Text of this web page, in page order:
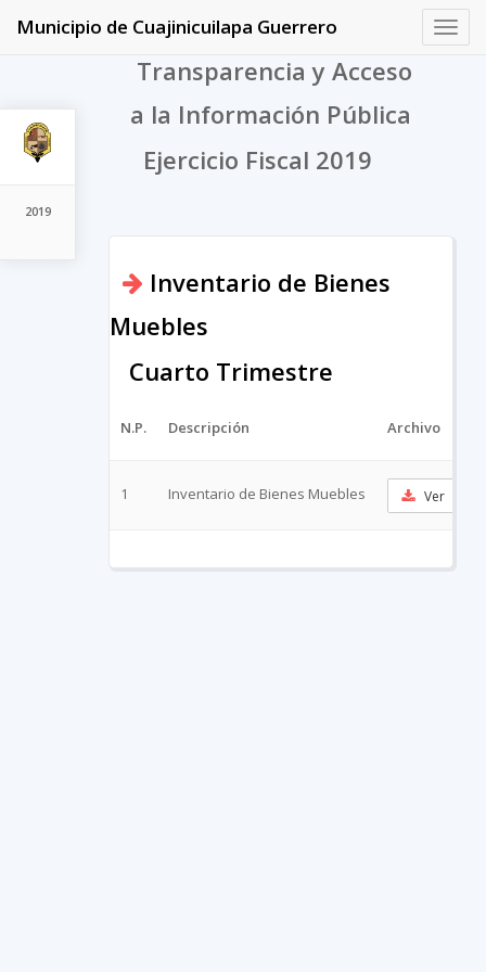
2019
Municipio de Cuajinicuilapa Guerrero
Transparencia y Acceso
a la Información Pública
Ejercicio Fiscal 2019
Inventario de Bienes
Muebles
Cuarto Trimestre
N.P. Descripción Archivo
1 Inventario de Bienes Muebles Ver